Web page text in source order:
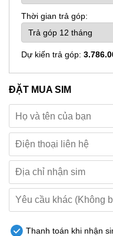
Thời gian trả góp:
Dự kiến trả góp:
ĐẶT MUA SIM
Thanh toán khi nhận